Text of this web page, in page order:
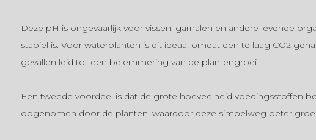
Deze pH is ongevaarlijk voor vissen, garnalen en andere levende
stabiel is. Voor waterplanten is dit ideaal omdat een te laag CO2
gevallen leid tot een belemmering van de plantengroei.
Een tweede voordeel is dat de grote hoeveelheid voedingsstoffen
opgenomen door de planten, waardoor deze simpelweg beter